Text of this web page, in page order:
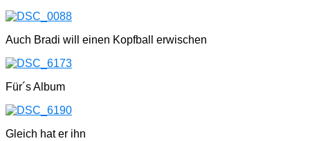
Auch Bradi will einen Kopfball erwischen
Für´s Album
Gleich hat er ihn